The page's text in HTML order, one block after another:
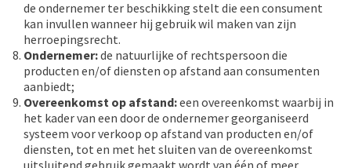
de ondernemer ter beschikking stelt die een consument
kan invullen wanneer hij gebruik wil maken van zijn
herroepingsrecht.
Ondernemer:de natuurlijke of rechtspersoon die
producten en/of diensten op afstand aan consumenten
aanbiedt;
Overeenkomst op afstand:een overeenkomst waarbij in
het kader van een door de ondernemer georganiseerd
systeem voor verkoop op afstand van producten en/of
diensten, tot en met het sluiten van de overeenkomst
uitsluitend gebruik gemaakt wordt van één of meer